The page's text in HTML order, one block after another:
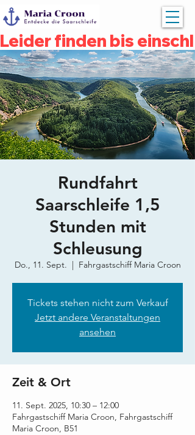
Leider finden bis
Rundfahrt
Saarschleife 1,5
Stunden mit
Schleusung
Do., 11. Sept. Fahrgastschiff Maria Croon
Tickets stehen nicht zum Verkauf
Jetzt andere Veranstaltungen
ansehen
Zeit & Ort
11. Sept. 2025, 10:30 – 12:00
Fahrgastschiff Maria Croon, Fahrgastschiff
Maria Croon, B51